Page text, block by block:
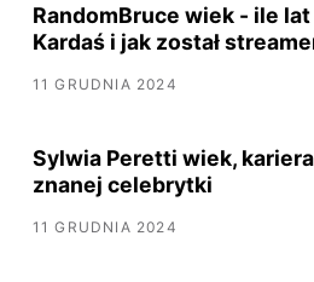
RandomBruce wiek - ile
Kardaś i jak został
11 GRUDNIA 2024
Sylwia Peretti wiek,
znanej celebrytki
11 GRUDNIA 2024